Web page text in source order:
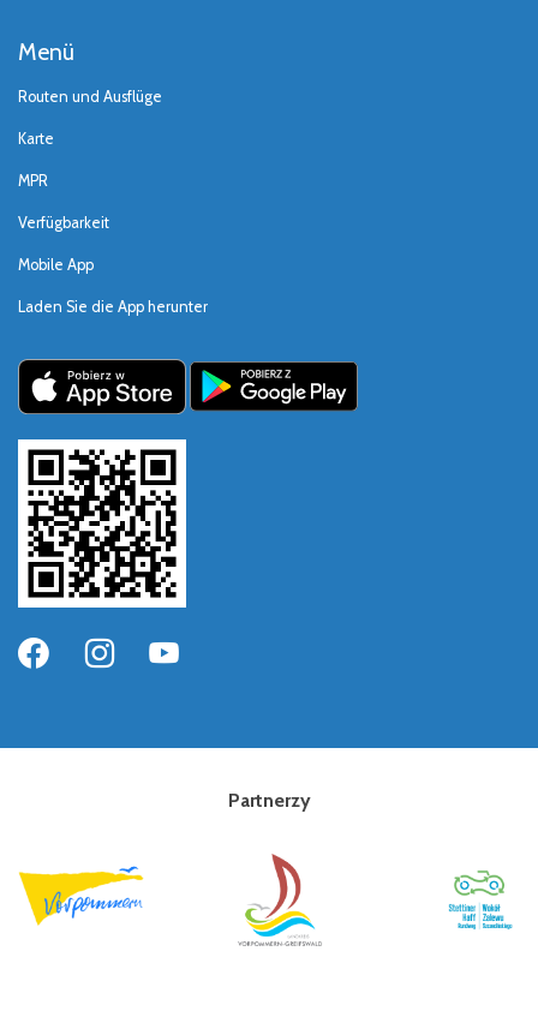
Menü
Routen und Ausflüge
Karte
MPR
Verfügbarkeit
Mobile App
Laden Sie die App herunter
Partnerzy